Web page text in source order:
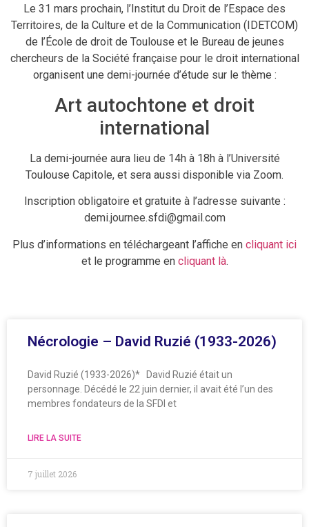
Le 31 mars prochain, l’Institut du Droit de l’Espace des
Territoires, de la Culture et de la Communication (IDETCOM)
de l’École de droit de Toulouse et le Bureau de jeunes
chercheurs de la Société française pour le droit international
organisent une demi-journée d’étude sur le thème :
Art autochtone et droit
international
La demi-journée aura lieu de 14h à 18h à l’Université
Toulouse Capitole, et sera aussi disponible via Zoom.
Inscription obligatoire et gratuite à l’adresse suivante :
demi.journee.sfdi@gmail.com
Plus d’informations en téléchargeant l’affiche en cliquant ici
et le programme en cliquant là.
Nécrologie – David Ruzié (1933-2026)
David Ruzié (1933-2026)* David Ruzié était un
personnage. Décédé le 22 juin dernier, il avait été l’un des
membres fondateurs de la SFDI et
LIRE LA SUITE
7 juillet 2026